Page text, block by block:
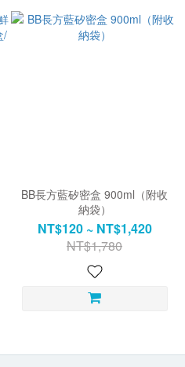
BB長方藍矽密盒 900ml（附收
納袋）
NT$120 ~ NT$1,420
NT$1,780